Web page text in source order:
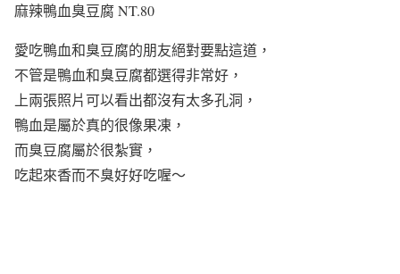
麻辣鴨血臭豆腐 NT.80
愛吃鴨血和臭豆腐的朋友絕對要點這道，
不管是鴨血和臭豆腐都選得非常好，
上兩張照片可以看出都沒有太多孔洞，
鴨血是屬於真的很像果凍，
而臭豆腐屬於很紮實，
吃起來香而不臭好好吃喔～